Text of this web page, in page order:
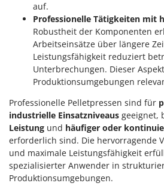
Royal Food
Ryobi
S.T.P.
Santos
Sbaraglia
Schnitzer
Seven Italy
Shark
Shindaiwa
auf.
Professionelle Tätigkeiten mit
Robustheit der Komponenten
Arbeitseinsätze über längere
Leistungsfähigkeit reduziert
Unterbrechungen. Dieser
Produktionsumgebungen
Professionelle Pelletpressen sind für
industrielle Einsatzniveaus geeignet,
Leistung und häufiger oder
erforderlich sind. Die hervorragende
und maximale Leistungsfähigkeit
spezialisierter Anwender in
Produktionsumgebungen.